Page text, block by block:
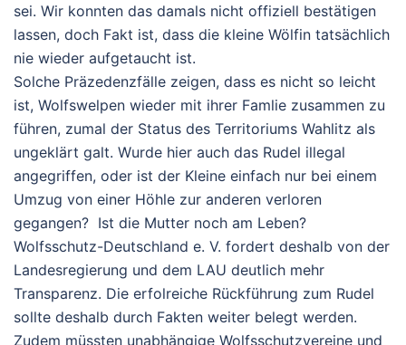
sei. Wir konnten das damals nicht offiziell bestätigen
lassen, doch Fakt ist, dass die kleine Wölfin tatsächlich
nie wieder aufgetaucht ist.
Solche Präzedenzfälle zeigen, dass es nicht so leicht
ist, Wolfswelpen wieder mit ihrer Famlie zusammen zu
führen, zumal der Status des Territoriums Wahlitz als
ungeklärt galt. Wurde hier auch das Rudel illegal
angegriffen, oder ist der Kleine einfach nur bei einem
Umzug von einer Höhle zur anderen verloren
gegangen? Ist die Mutter noch am Leben?
Wolfsschutz-Deutschland e. V. fordert deshalb von der
Landesregierung und dem LAU deutlich mehr
Transparenz. Die erfolreiche Rückführung zum Rudel
sollte deshalb durch Fakten weiter belegt werden.
Zudem müssten unabhängige Wolfsschutzvereine und